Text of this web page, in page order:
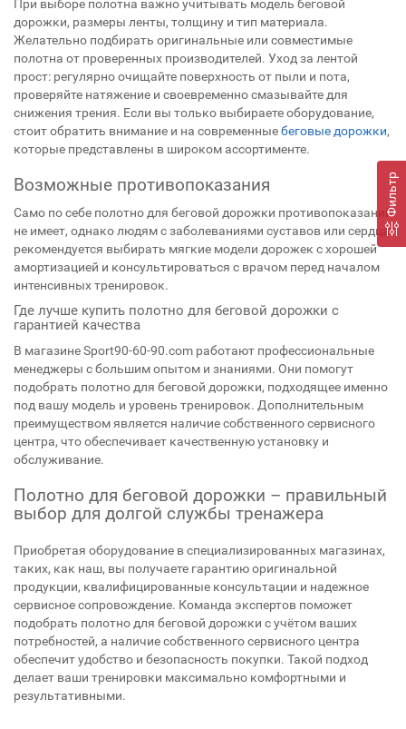
Фильтр
При выборе полотна важно учитывать модель беговой
дорожки, размеры ленты, толщину и тип материала.
Желательно подбирать оригинальные или совместимые
полотна от проверенных производителей. Уход за лентой
прост: регулярно очищайте поверхность от пыли и пота,
проверяйте натяжение и своевременно смазывайте для
снижения трения. Если вы только выбираете оборудование,
стоит обратить внимание и на современныебеговые дорожки,
которые представлены в широком ассортименте.
Возможные противопоказания
Само по себе полотно для беговой дорожки противопоказаний
не имеет, однако людям с заболеваниями суставов или сердца
рекомендуется выбирать мягкие модели дорожек с хорошей
амортизацией и консультироваться с врачом перед началом
интенсивных тренировок.
Где лучше купить полотно для беговой дорожки с
гарантией качества
В магазине Sport90-60-90.com работают профессиональные
менеджеры с большим опытом и знаниями. Они помогут
подобрать полотно для беговой дорожки, подходящее именно
под вашу модель и уровень тренировок. Дополнительным
преимуществом является наличие собственного сервисного
центра, что обеспечивает качественную установку и
обслуживание.
Полотно для беговой дорожки – правильный
выбор для долгой службы тренажера
Приобретая оборудование в специализированных магазинах,
таких, как наш, вы получаете гарантию оригинальной
продукции, квалифицированные консультации и надежное
сервисное сопровождение. Команда экспертов поможет
подобрать полотно для беговой дорожки с учётом ваших
потребностей, а наличие собственного сервисного центра
обеспечит удобство и безопасность покупки. Такой подход
делает ваши тренировки максимально комфортными и
результативными.